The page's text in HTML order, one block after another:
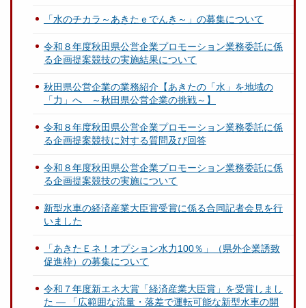
「水のチカラ～あきたｅでんき～」の募集について
令和８年度秋田県公営企業プロモーション業務委託に係
る企画提案競技の実施結果について
秋田県公営企業の業務紹介【あきたの「水」を地域の
「力」へ ～秋田県公営企業の挑戦～】
令和８年度秋田県公営企業プロモーション業務委託に係
る企画提案競技に対する質問及び回答
令和８年度秋田県公営企業プロモーション業務委託に係
る企画提案競技の実施について
新型水車の経済産業大臣賞受賞に係る合同記者会見を行
いました
「あきたＥネ！オプション水力100％」（県外企業誘致
促進枠）の募集について
令和７年度新エネ大賞「経済産業大臣賞」を受賞しまし
た ― 「広範囲な流量・落差で運転可能な新型水車の開